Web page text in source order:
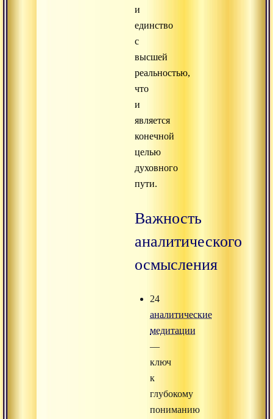
и
единство
с
высшей
реальностью,
что
и
является
конечной
целью
духовного
пути.
Важность
аналитического
осмысления
24
аналитические
медитации
—
ключ
к
глубокому
пониманию